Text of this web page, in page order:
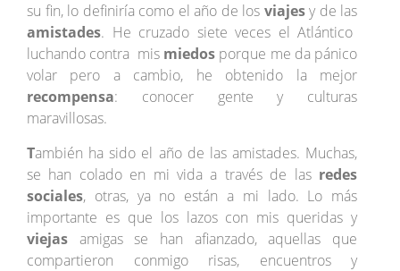
su fin, lo definiría como el año de los viajesy de las
amistades. He cruzado siete veces el Atlántico
luchando contra mismiedos porque me da pánico
volar pero a cambio, he obtenido la mejor
recompensa: conocer gente y culturas
maravillosas.
También ha sido el año de las amistades. Muchas,
se han colado en mi vida a través de lasredes
sociales, otras, ya no están a mi lado. Lo más
importante es que los lazos con mis queridas y
viejas amigas se han afianzado, aquellas que
compartieron conmigo risas, encuentros y